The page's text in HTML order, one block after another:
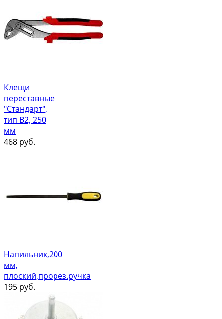
Клещи
переставные
"Стандарт",
тип В2, 250
мм
468 руб.
Напильник,200
мм,
плоский,прорез.ручка
195 руб.